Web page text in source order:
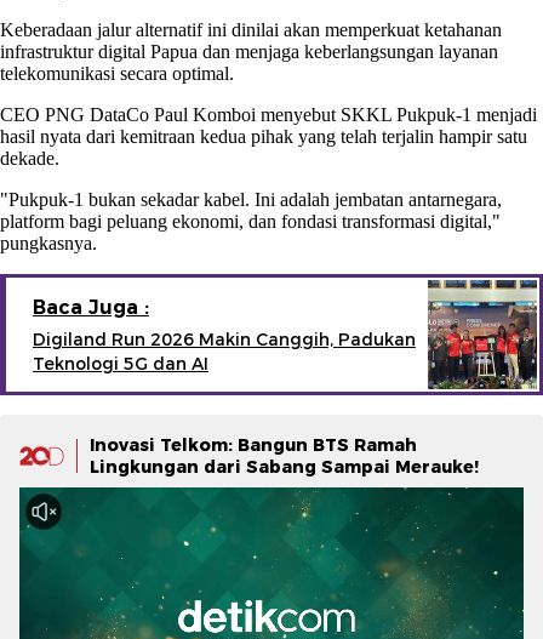
Keberadaan jalur alternatif ini dinilai akan memperkuat ketahanan
infrastruktur digital Papua dan menjaga keberlangsungan layanan
telekomunikasi secara optimal.
CEO PNG DataCo Paul Komboi menyebut SKKL Pukpuk-1 menjadi
hasil nyata dari kemitraan kedua pihak yang telah terjalin hampir satu
dekade.
"Pukpuk-1 bukan sekadar kabel. Ini adalah jembatan antarnegara,
platform bagi peluang ekonomi, dan fondasi transformasi digital,"
pungkasnya.
Baca Juga :
Digiland Run 2026 Makin Canggih, Padukan
Teknologi 5G dan AI
Inovasi Telkom: Bangun BTS Ramah
Lingkungan dari Sabang Sampai Merauke!